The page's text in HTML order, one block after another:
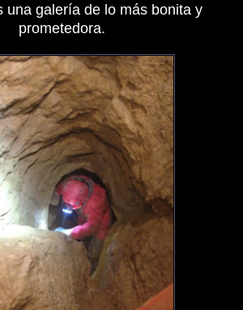
una galería de lo más bonita y
prometedora.